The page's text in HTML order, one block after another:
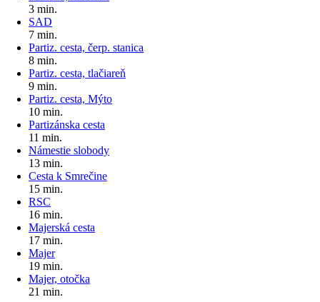
3 min.
SAD
7 min.
Partiz. cesta, čerp. stanica
8 min.
Partiz. cesta, tlačiareň
9 min.
Partiz. cesta, Mýto
10 min.
Partizánska cesta
11 min.
Námestie slobody
13 min.
Cesta k Smrečine
15 min.
RSC
16 min.
Majerská cesta
17 min.
Majer
19 min.
Majer, otočka
21 min.